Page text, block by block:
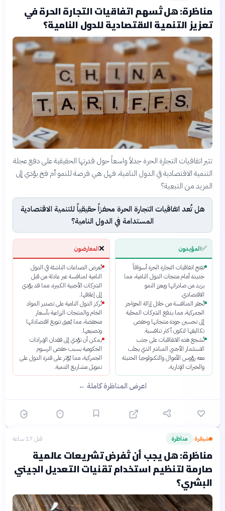
مناظرة: هل تُسهم اتفاقيات التجارة الحرة في
تعزيز التنمية الاقتصادية للدول النامية؟
تثير اتفاقيات التجارة الحرة جدلاً واسعاً حول قدرتها الحقيقية على دفع عجلة
التنمية الاقتصادية في الدول النامية، فهل هي فرصة للنمو أم فخ يؤدي إلى
المزيد من التبعية؟
هل تُعد اتفاقيات التجارة الحرة محفزاً حقيقياً للتنمية الاقتصادية
المستدامة في الدول النامية؟
✅المؤيدون
تفتح اتفاقيات التجارة الحرة أسواقاً
جديدة أمام منتجات الدول النامية، مما
يزيد من صادراتها ويعزز النمو
الاقتصادي.
تُحفز المنافسة من خلال إزالة الحواجز
الجمركية، مما يدفع الشركات المحلية
إلى تحسين جودة منتجاتها وخفض
تكاليفها لتكون أكثر تنافسية.
تُشجع هذه الاتفاقيات على جذب
الاستثمار الأجنبي المباشر الذي يجلب
معه رؤوس الأموال والتكنولوجيا الحديثة
والخبرات الإدارية.
❌المعارضون
تُعرض الصناعات الناشئة في الدول
النامية لمنافسة غير عادلة من قبل
الشركات الأجنبية الكبيرة، مما قد يؤدي
إلى إغلاقها.
تُركز الدول النامية على تصدير المواد
الخام والمنتجات الزراعية بأسعار
منخفضة، مما يُعيق تنويع اقتصاداتها
وتصنيعها.
يمكن أن تؤدي إلى فقدان الإيرادات
الحكومية بسبب خفض الرسوم
الجمركية، مما يُؤثر على قدرة الدول على
تمويل مشاريع التنمية.
اعرض المناظرة كاملة ←
شيفرة› مناظرة قبل 17 ساعة
مناظرة: هل يجب أن تُفرض تشريعات عالمية
صارمة لتنظيم استخدام تقنيات التعديل الجيني
البشري؟